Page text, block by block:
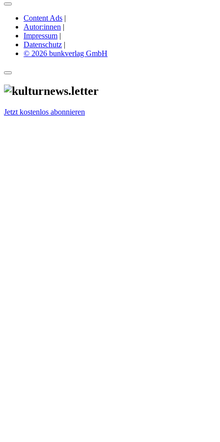
Content Ads |
Autor:innen |
Impressum |
Datenschutz |
© 2026 bunkverlag GmbH
Jetzt kostenlos abonnieren